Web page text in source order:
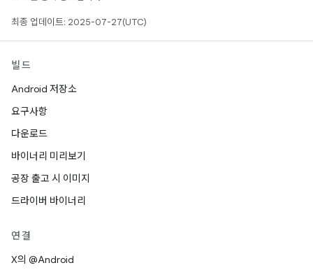
최종 업데이트: 2025-07-27(UTC)
빌드
Android 저장소
요구사항
다운로드
바이너리 미리보기
공장 출고 시 이미지
드라이버 바이너리
연결
X의 @Android